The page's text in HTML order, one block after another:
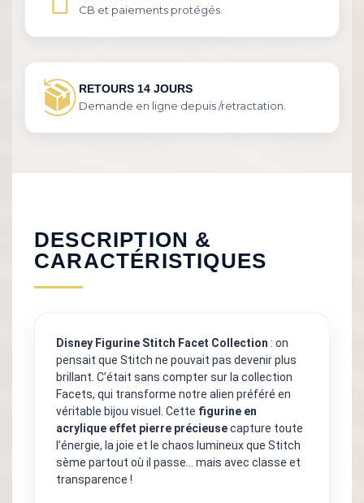
CB et paiements protégés.
RETOURS 14 JOURS
Demande en ligne depuis /retractation.
DESCRIPTION &
CARACTÉRISTIQUES
Disney Figurine Stitch Facet Collection : on
pensait que Stitch ne pouvait pas devenir plus
brillant. C’était sans compter sur la collection
Facets, qui transforme notre alien préféré en
véritable bijou visuel. Cette figurine en
acrylique effet pierre précieusecapture toute
l’énergie, la joie et le chaos lumineux que Stitch
sème partout où il passe… mais avec classe et
transparence !